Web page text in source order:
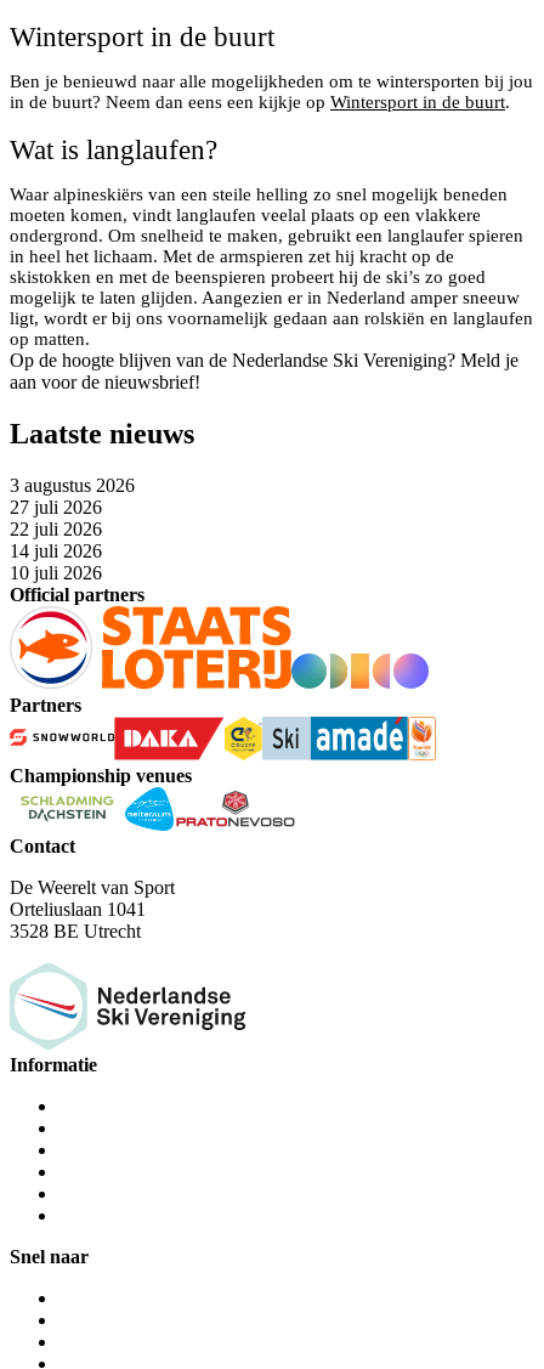
Wintersport in de buurt
Ben je benieuwd naar alle mogelijkheden om te wintersporten bij jou
in de buurt? Neem dan eens een kijkje op Wintersport in de buurt.
Wat is langlaufen?
Waar alpineskiërs van een steile helling zo snel mogelijk beneden
moeten komen, vindt langlaufen veelal plaats op een vlakkere
ondergrond. Om snelheid te maken, gebruikt een langlaufer spieren
in heel het lichaam. Met de armspieren zet hij kracht op de
skistokken en met de beenspieren probeert hij de ski’s zo goed
mogelijk te laten glijden. Aangezien er in Nederland amper sneeuw
ligt, wordt er bij ons voornamelijk gedaan aan rolskiën en langlaufen
op matten.
Op de hoogte blijven van de Nederlandse Ski Vereniging? Meld je
aan voor de nieuwsbrief!
Laatste nieuws
3 augustus 2026
27 juli 2026
22 juli 2026
14 juli 2026
10 juli 2026
Official partners
Partners
Championship venues
Contact
De Weerelt van Sport
Orteliuslaan 1041
3528 BE Utrecht
Informatie
Snel naar